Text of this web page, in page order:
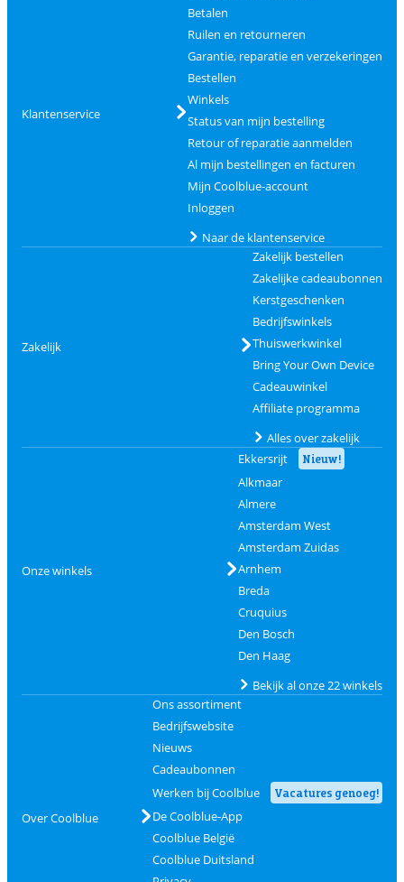
Klantenservice
Betalen
Ruilen en retourneren
Garantie, reparatie en verzekeringen
Bestellen
Winkels
Status van mijn bestelling
Retour of reparatie aanmelden
Al mijn bestellingen en facturen
Mijn Coolblue-account
Inloggen
Naar de klantenservice
Zakelijk
Zakelijk bestellen
Zakelijke cadeaubonnen
Kerstgeschenken
Bedrijfswinkels
Thuiswerkwinkel
Bring Your Own Device
Cadeauwinkel
Affiliate programma
Alles over zakelijk
Onze winkels
Ekkersrijt Nieuw!
Alkmaar
Almere
Amsterdam West
Amsterdam Zuidas
Arnhem
Breda
Cruquius
Den Bosch
Den Haag
Bekijk al onze 22 winkels
Over Coolblue
Ons assortiment
Bedrijfswebsite
Nieuws
Cadeaubonnen
Werken bij Coolblue
Vacatures genoeg!
De Coolblue-App
Coolblue België
Coolblue Duitsland